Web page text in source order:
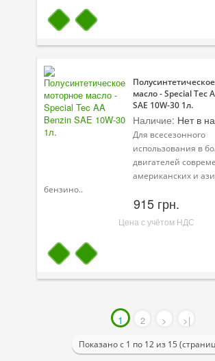
масло - Special Tec
SAE 10W-30 1л.
Наличие: Нет в
Для всесезонного
использования в
двигателей
американских и
бензино..
915 грн.
Цена с учётом НДС
1 2 > >|
Показано с 1 по 12 из 15